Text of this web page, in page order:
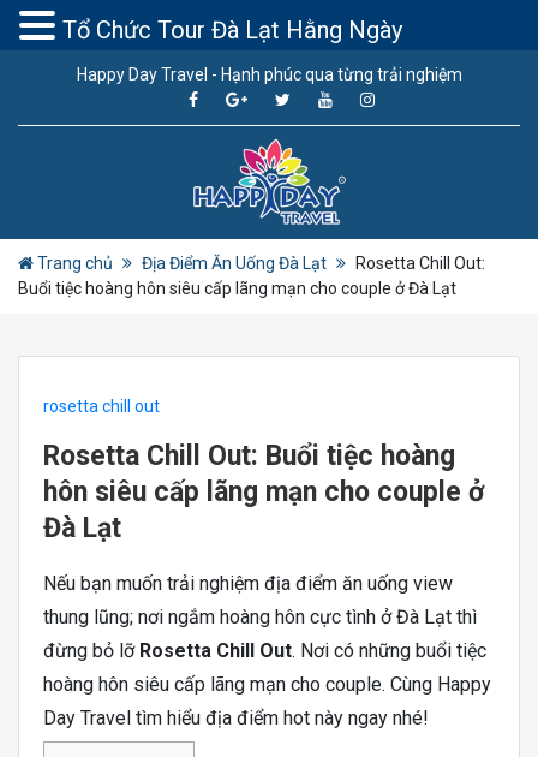
Happy Day Travel - Hạnh phúc qua từng trải nghiệm
Trang chủ Địa Điểm Ăn Uống Đà Lạt
Rosetta Chill Out:
Buổi tiệc hoàng hôn siêu cấp lãng mạn cho couple ở Đà Lạt
rosetta chill out
Rosetta Chill Out: Buổi tiệc hoàng
hôn siêu cấp lãng mạn cho couple ở
Đà Lạt
Nếu bạn muốn trải nghiệm địa điểm ăn uống view
thung lũng; nơi ngắm hoàng hôn cực tình ở Đà Lạt thì
đừng bỏ lỡ Rosetta Chill Out. Nơi có những buổi tiệc
hoàng hôn siêu cấp lãng mạn cho couple. Cùng Happy
Day Travel tìm hiểu địa điểm hot này ngay nhé!
Tổ Chức Tour Đà Lạt Hằng Ngày